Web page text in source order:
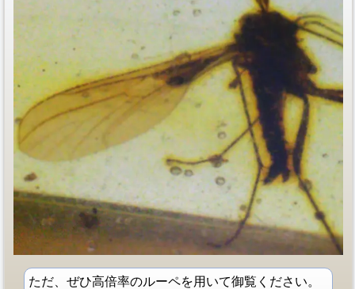
ただ、ぜひ高倍率のルーペを用いて御覧ください。